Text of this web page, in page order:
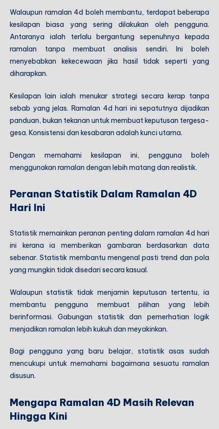
Walaupun ramalan 4d boleh membantu, terdapat beberapa
kesilapan biasa yang sering dilakukan oleh pengguna.
Antaranya ialah terlalu bergantung sepenuhnya kepada
ramalan tanpa membuat analisis sendiri. Ini boleh
menyebabkan kekecewaan jika hasil tidak seperti yang
diharapkan.
Kesilapan lain ialah menukar strategi secara kerap tanpa
sebab yang jelas. Ramalan 4d hari ini sepatutnya dijadikan
panduan, bukan tekanan untuk membuat keputusan tergesa-
gesa. Konsistensi dan kesabaran adalah kunci utama.
Dengan memahami kesilapan ini, pengguna boleh
menggunakan ramalan dengan lebih matang dan realistik.
Peranan Statistik Dalam Ramalan 4D
Hari Ini
Statistik memainkan peranan penting dalam ramalan 4d hari
ini kerana ia memberikan gambaran berdasarkan data
sebenar. Statistik membantu mengenal pasti trend dan pola
yang mungkin tidak disedari secara kasual.
Walaupun statistik tidak menjamin keputusan tertentu, ia
membantu pengguna membuat pilihan yang lebih
berinformasi. Gabungan statistik dan pemerhatian logik
menjadikan ramalan lebih kukuh dan meyakinkan.
Bagi pengguna yang baru belajar, statistik asas sudah
mencukupi untuk memahami bagaimana sesuatu ramalan
disusun.
Mengapa Ramalan 4D Masih Relevan
Hingga Kini